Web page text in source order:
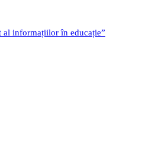
al informațiilor în educație”